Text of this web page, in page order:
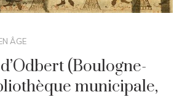
ÂGE
(Boulogne-
municipale,